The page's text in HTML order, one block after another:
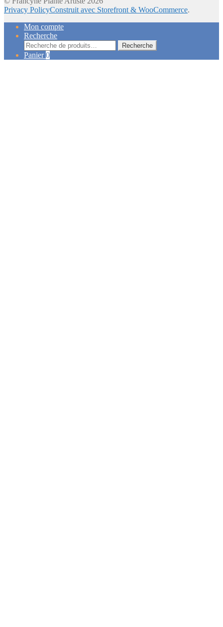
Privacy PolicyConstruit avec Storefront & WooCommerce.
Mon compte
Recherche
Recherche
pour :
Recherche
Panier0